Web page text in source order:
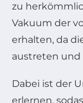
zu
Vakuum der
erhalten, da
austreten
Dabei ist der
erlernen,